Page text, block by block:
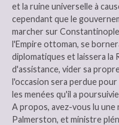
et la ruine universelle à
cependant que le
marcher sur
l'Empire ottoman, se
diplomatiques et laissera la
d'assistance, vider sa
l'occasion sera perdue
les menées qu'il a
A propos, avez-vous lu une
Palmerston, et ministre